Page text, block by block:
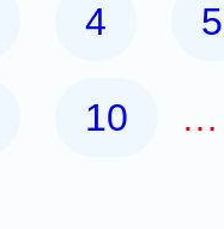
4 5
10